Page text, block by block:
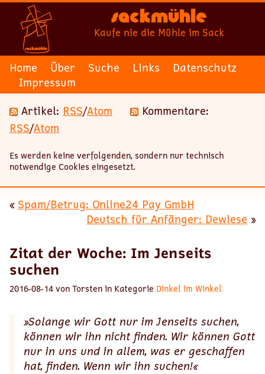
Sackmühle
Kaufe nie die Mühle im Sack
Home Über Suche Links
Datenschutz
Impressum
Artikel: RSS/Atom
Kommentare:
RSS/Atom
Es werden keine verfolgenden, sondern nur technisch
notwendige Cookies eingesetzt.
« Spam/Betrug: Online24 Pay GmbH
Deutsch für Anfänger: Dewiese »
Zitat der Woche: Im Jenseits
suchen
2016-08-14 von Torsten in Kategorie Dinkel im Winkel
»Solange wir Gott nur im Jenseits suchen,
können wir ihn nicht finden. Wir können Gott
nur in uns und in allem, was er geschaffen
hat, finden. Wenn wir ihn suchen!«